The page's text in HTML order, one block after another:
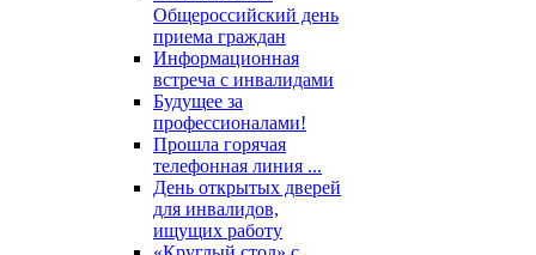
Общероссийский день
приема граждан
Информационная
встреча с инвалидами
Будущее за
профессионалами!
Прошла горячая
телефонная линия ...
День открытых дверей
для инвалидов,
ищущих работу